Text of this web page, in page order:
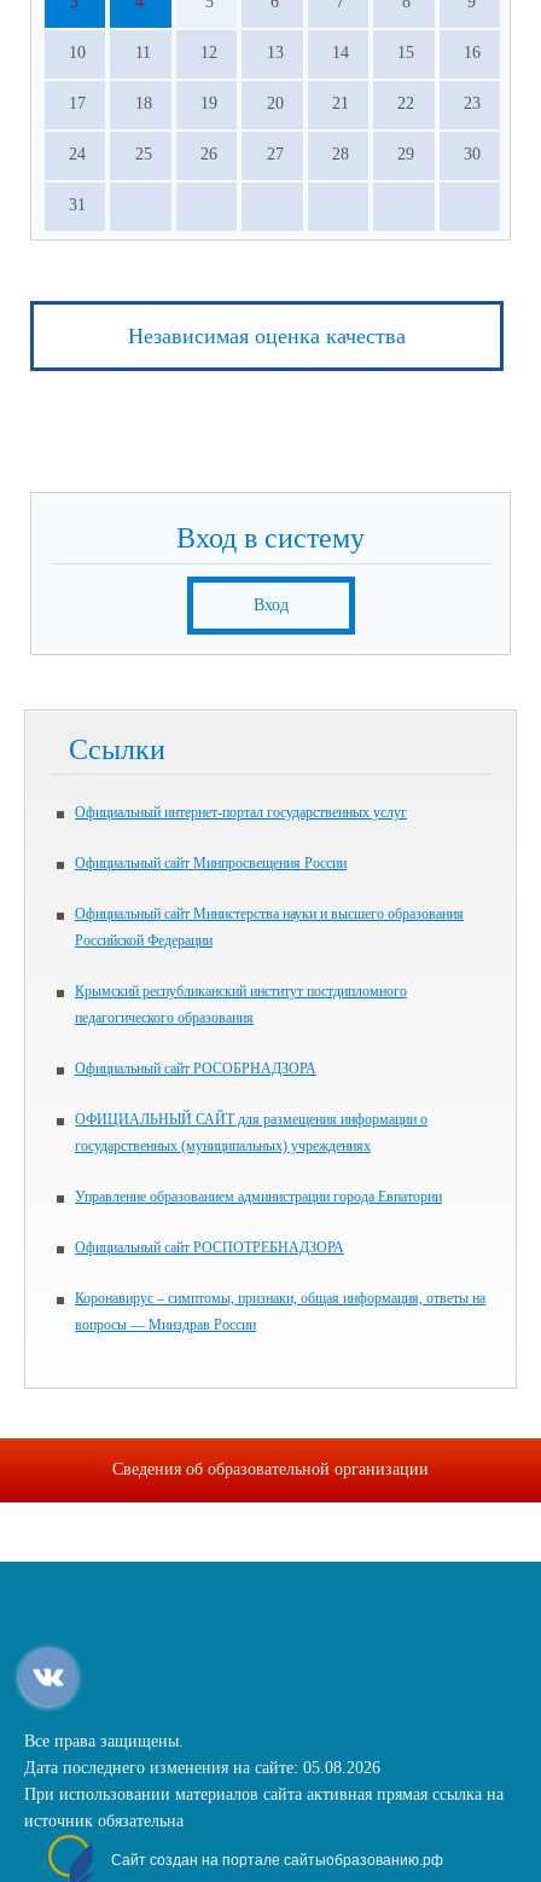
10 11 12 13 14 15 16
17 18 19 20 21 22 23
24 25 26 27 28 29 30
31
Независимая оценка качества
Вход в систему
Вход
Ссылки
Официальный интернет-портал государственных услуг
Официальный сайт Минпросвещения России
Официальный сайт Министерства науки и высшего образования
Российской Федерации
Крымский республиканский институт постдипломного
педагогического образования
Официальный сайт РОСОБРНАДЗОРА
ОФИЦИАЛЬНЫЙ САЙТ для размещения информации о
государственных (муниципальных) учреждениях
Управление образованием администрации города Евпатории
Официальный сайт РОСПОТРЕБНАДЗОРА
Коронавирус – симптомы, признаки, общая информация, ответы на
вопросы — Минздрав России
Сведения об образовательной организации
Все права защищены.
Дата последнего изменения на сайте: 05.08.2026
При использовании материалов сайта активная прямая ссылка на
источник обязательна
Сайт создан на портале сайтыобразованию.рф